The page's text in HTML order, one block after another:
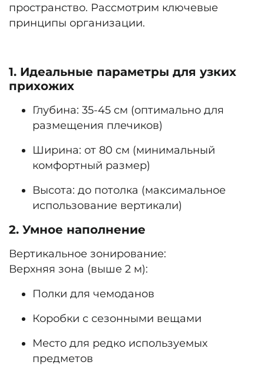
пространство. Рассмотрим ключевые
принципы организации.
1. Идеальные параметры для узких
прихожих
Глубина: 35-45 см (оптимально для
размещения плечиков)
Ширина: от 80 см (минимальный
комфортный размер)
Высота: до потолка (максимальное
использование вертикали)
2. Умное наполнение
Вертикальное зонирование:
Верхняя зона (выше 2 м):
Полки для чемоданов
Коробки с сезонными вещами
Место для редко используемых
предметов